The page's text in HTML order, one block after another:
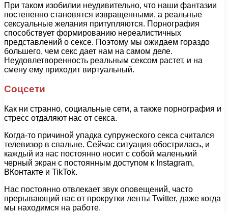
При таком изобилии неудивительно, что наши фантазии
постепенно становятся извращенными, а реальные
сексуальные желания притупляются. Порнография
способствует формированию нереалистичных
представлений о сексе. Поэтому мы ожидаем гораздо
большего, чем секс дает нам на самом деле.
Неудовлетворенность реальным сексом растет, и на
смену ему приходит виртуальный.
Соцсети
Как ни странно, социальные сети, а также порнография и
стресс отдаляют нас от секса.
Когда-то причиной упадка супружеского секса считался
телевизор в спальне. Сейчас ситуация обострилась, и
каждый из нас постоянно носит с собой маленький
черный экран с постоянным доступом к Instagram,
ВКонтакте и TikTok.
Нас постоянно отвлекает звук оповещений, часто
прерывающий нас от прокрутки ленты Twitter, даже когда
мы находимся на работе.